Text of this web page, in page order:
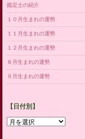
鑑定士の紹介
１０月生まれの運勢
１１月生まれの運勢
１２月生まれの運勢
８月生まれの運勢
９月生まれの運勢
【日付別】
【日